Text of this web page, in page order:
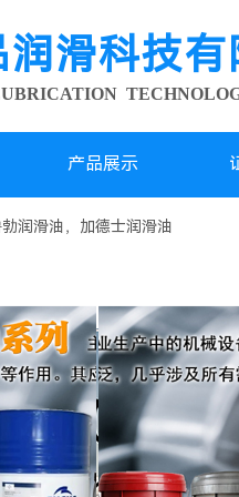
滑科技有
产品展示
润滑油，加德士润滑油